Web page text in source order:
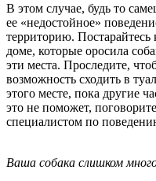
В этом случае, будь то
ее «недостойное»
территорию. Постарайтесь
доме, которые оросила
эти места. Проследите,
возможность сходить в
этого месте, пока другие
это не поможет,
специалистом по
Ваша собака слишком